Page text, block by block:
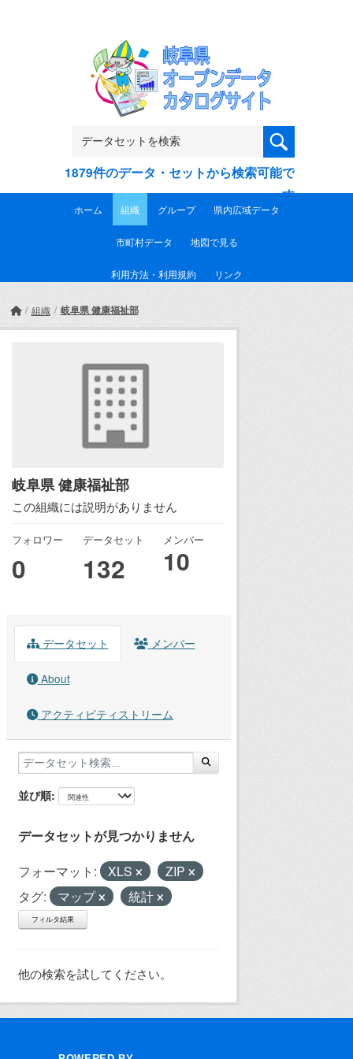
1879件のデータ・セットから検索可能で
す
ホーム 組織 グループ 県内広域データ
市町村データ 地図で見る
利用方法・利用規約 リンク
組織 岐阜県 健康福祉部
岐阜県 健康福祉部
この組織には説明がありません
フォロワー
0
データセット
132
メンバー
10
データセット メンバー
About
アクティビティストリーム
並び順
データセットが見つかりません
フォーマット: XLS
ZIP
タグ:
マップ 統計
フィルタ結果
他の検索を試してください。